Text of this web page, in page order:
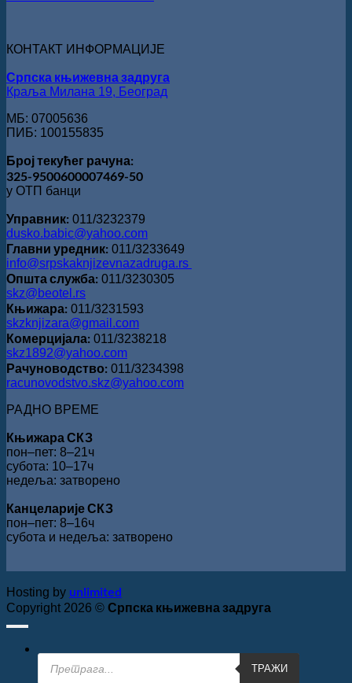
КОНТАКТ ИНФОРМАЦИЈЕ
Српска књижевна задруга
Краља Милана 19, Београд
МБ: 07005636
ПИБ: 100155835
Број текућег рачуна:
325-9500600007469-50
у ОТП банци
Управник: 011/3232379
dusko.babic@yahoo.com
Главни уредник: 011/3233649
info@srpskaknjizevnazadruga.rs
Општа служба: 011/3230305
skz@beotel.rs
Књижара: 011/3231593
skzknjizara@gmail.com
Комерцијала: 011/3238218
skz1892@yahoo.com
Рачуноводство: 011/3234398
racunovodstvo.skz@yahoo.com
РАДНО ВРЕМЕ
Књижара СКЗ
пон‒пет: 8‒21ч
субота: 10‒17ч
недеља: затворено
Канцеларије СКЗ
пон‒пет: 8‒16ч
субота и недеља: затворено
Hosting by unlimited
Copyright 2026 © Српска књижевна задруга
Products
search
ТРАЖИ